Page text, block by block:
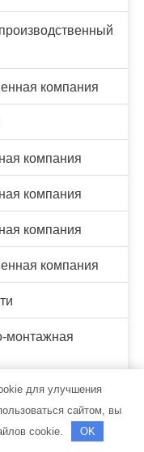
компания
компания
компания
компания
компания
монтажная
компания
для улучшения
сайтом, вы
cookie.
OK